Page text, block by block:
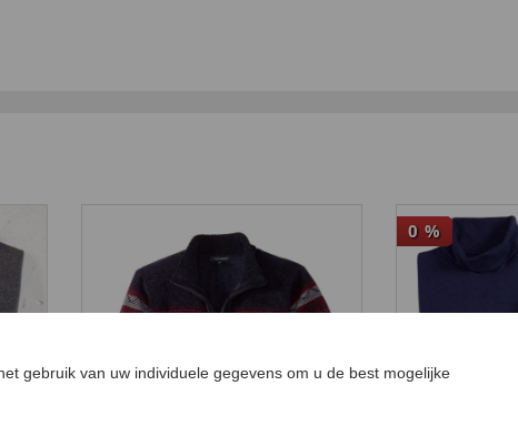
0 %
gebruik van uw individuele gegevens om u de best mogelijke